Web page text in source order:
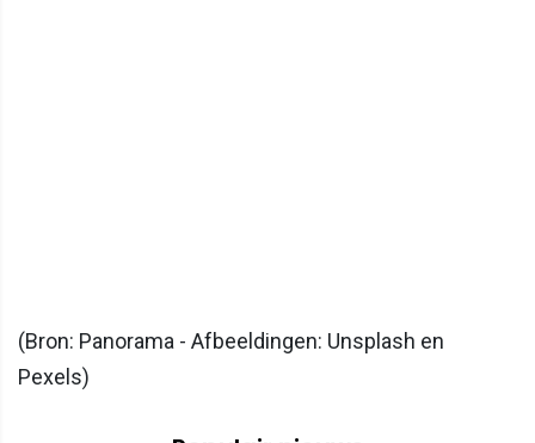
(Bron: Panorama - Afbeeldingen: Unsplash en
Pexels)